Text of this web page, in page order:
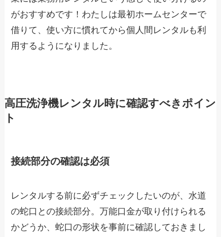
がおすすめです！わたしは最初ホームセンターで
借りて、使い方に慣れてから個人間レンタルも利
用するようになりました。
高圧洗浄機レンタル時に確認すべきポイン
ト
接続部分の確認は必須
レンタルする前に必ずチェックしたいのが、水道
の蛇口との接続部分。万能口金が取り付けられる
かどうか、蛇口の形状を事前に確認しておきまし